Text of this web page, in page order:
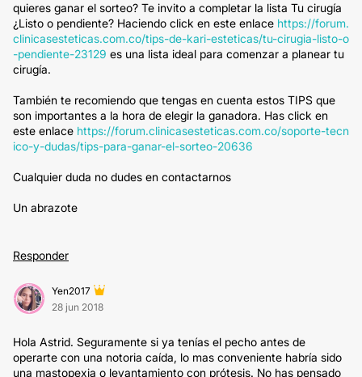
quieres ganar el sorteo? Te invito a completar la lista Tu cirugía
¿Listo o pendiente? Haciendo click en este enlace https://forum.
clinicasesteticas.com.co/tips-de-kari-esteticas/tu-cirugia-listo-o
-pendiente-23129 es una lista ideal para comenzar a planear tu
cirugía.
También te recomiendo que tengas en cuenta estos TIPS que
son importantes a la hora de elegir la ganadora. Has click en
este enlace https://forum.clinicasesteticas.com.co/soporte-tecn
ico-y-dudas/tips-para-ganar-el-sorteo-20636
Cualquier duda no dudes en contactarnos
Un abrazote
Responder
Yen2017
28 jun 2018
Hola Astrid. Seguramente si ya tenías el pecho antes de
operarte con una notoria caída, lo mas conveniente habría sido
una mastopexia o levantamiento con prótesis. No has pensado